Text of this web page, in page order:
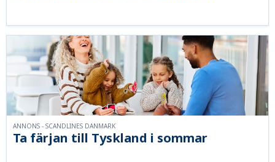
Ta färjan till Tyskland i sommar
ANNONS - SCANDLINES DANMARK